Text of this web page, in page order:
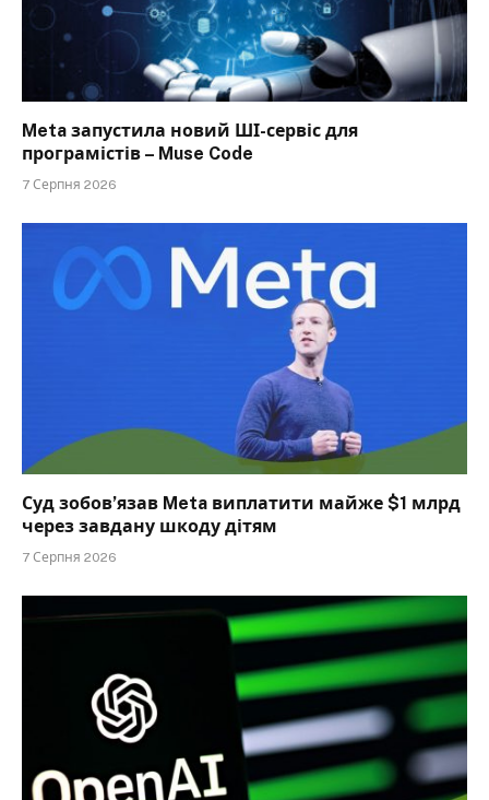
Meta запустила новий ШІ-сервіс для
програмістів – Muse Code
7 Серпня 2026
Суд зобов’язав Meta виплатити майже $1 млрд
через завдану шкоду дітям
7 Серпня 2026